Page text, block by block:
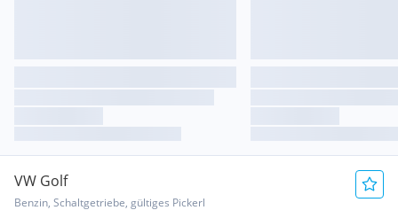
VW Golf
Benzin, Schaltgetriebe, gültiges Pickerl